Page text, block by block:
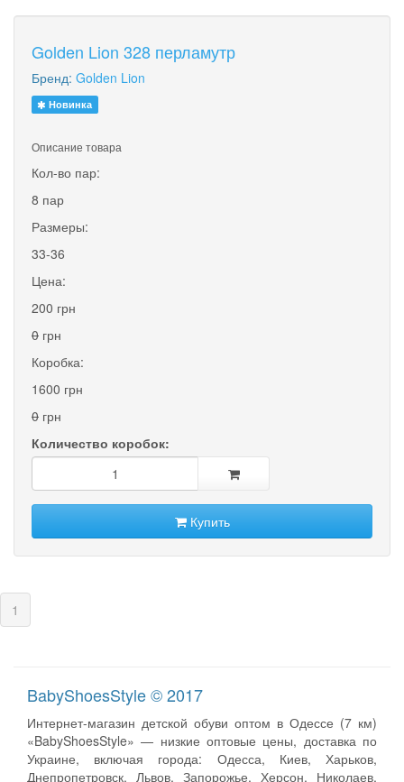
Golden Lion 328 перламутр
Бренд: Golden Lion
Новинка
Описание товара
Кол-во пар:
8 пар
Размеры:
33-36
Цена:
200 грн
0 грн
Коробка:
1600 грн
0 грн
Количество коробок:
Купить
1
BabyShoesStyle © 2017
Интернет-магазин детской обуви оптом в Одессе (7 км)
«BabyShoesStyle» — низкие оптовые цены, доставка по
Украине, включая города: Одесса, Киев, Харьков,
Днепропетровск, Львов, Запорожье, Херсон, Николаев,